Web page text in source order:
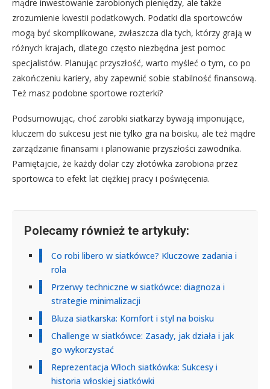
mądre inwestowanie zarobionych pieniędzy, ale także
zrozumienie kwestii podatkowych. Podatki dla sportowców
mogą być skomplikowane, zwłaszcza dla tych, którzy grają w
różnych krajach, dlatego często niezbędna jest pomoc
specjalistów. Planując przyszłość, warto myśleć o tym, co po
zakończeniu kariery, aby zapewnić sobie stabilność finansową.
Też masz podobne sportowe rozterki?
Podsumowując, choć zarobki siatkarzy bywają imponujące,
kluczem do sukcesu jest nie tylko gra na boisku, ale też mądre
zarządzanie finansami i planowanie przyszłości zawodnika.
Pamiętajcie, że każdy dolar czy złotówka zarobiona przez
sportowca to efekt lat ciężkiej pracy i poświęcenia.
Polecamy również te artykuły:
Co robi libero w siatkówce? Kluczowe zadania i
rola
Przerwy techniczne w siatkówce: diagnoza i
strategie minimalizacji
Bluza siatkarska: Komfort i styl na boisku
Challenge w siatkówce: Zasady, jak działa i jak
go wykorzystać
Reprezentacja Włoch siatkówka: Sukcesy i
historia włoskiej siatkówki